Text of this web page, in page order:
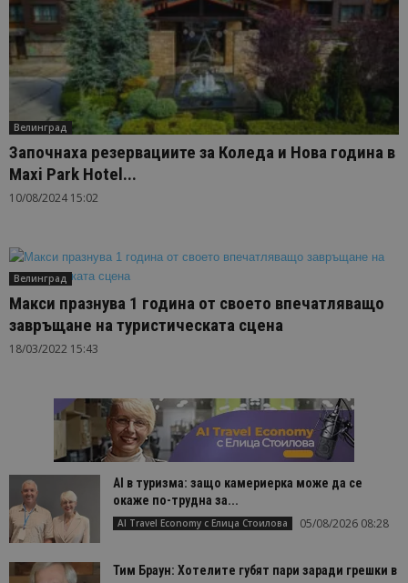
Велинград
Започнаха резервациите за Коледа и Нова година в
Maxi Park Hotel...
10/08/2024 15:02
Велинград
Макси празнува 1 година от своето впечатляващо
завръщане на туристическата сцена
18/03/2022 15:43
AI в туризма: защо камериерка може да се
окаже по-трудна за...
AI Travel Economy с Елица Стоилова 05/08/2026 08:28
Тим Браун: Хотелите губят пари заради грешки в